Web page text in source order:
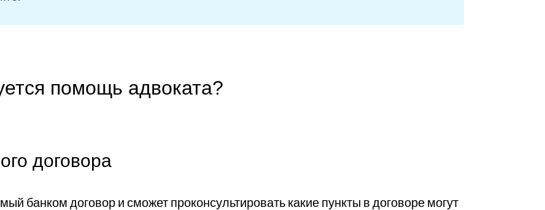
помощь адвоката?
договора
банком договор и сможет проконсультировать какие пункты в договоре могут